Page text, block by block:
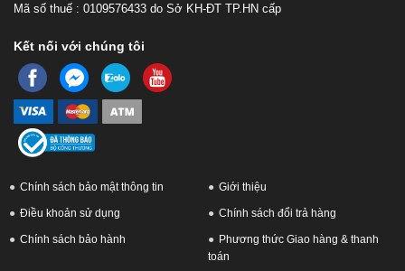
trong các trò chơi.
Mã số thuế : 0109576433 do Sở KH-ĐT TP.HN cấp
Kết nối với chúng tôi
Chính sách bảo mật thông tin Giới thiệu
Điều khoản sử dụng Chính sách đổi trả hàng
Chính sách bảo hành
Phương thức Giao hàng & thanh
toán